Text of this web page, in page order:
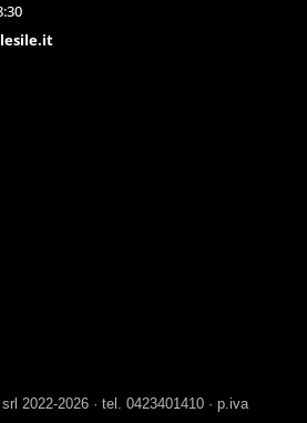
2022-2026 · tel. 0423401410 · p.iva